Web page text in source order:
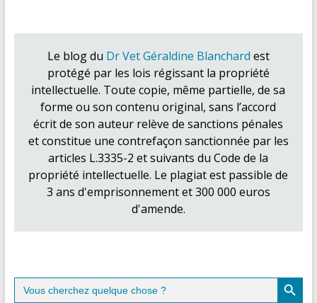
Le blog du Dr Vet Géraldine Blanchard est
protégé par les lois régissant la propriété
intellectuelle. Toute copie, même partielle, de sa
forme ou son contenu original, sans l’accord
écrit de son auteur relève de sanctions pénales
et constitue une contrefaçon sanctionnée par les
articles L.3335-2 et suivants du Code de la
propriété intellectuelle. Le plagiat est passible de
3 ans d'emprisonnement et 300 000 euros
d'amende.
Search
for:
Search Button